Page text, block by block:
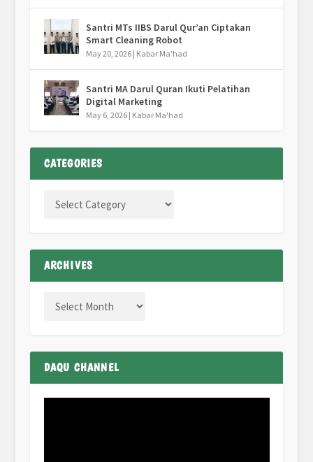
Santri MTs IIBS Darul Qur’an Ciptakan
Smart Cleaning Robot
May 20, 2026| Kabar Ma'had
Santri MA Darul Quran Ikuti Pelatihan
Digital Marketing
May 6, 2026| Kabar Ma'had
CATEGORIES
ARCHIVES
DAQU CHANNEL